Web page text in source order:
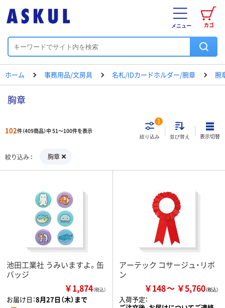
カゴ
メニュー
ホーム 事務用品/文房具 名札/IDカードホルダー/腕章 腕
胸章
102件（409商品）中 51～100件を表示
絞り込み
1
並び替え 表示切替
絞り込み 胸章
池田工業社 うみいますよ。缶
バッジ
￥1,874（税込）
お届け日：8月27日（木）まで
アーテック コサージュ・リボ
ン
￥148 ￥5,760
入荷予定：